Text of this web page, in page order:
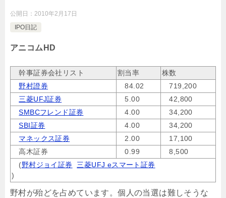
公開日： 2010年2月17日
IPO日記
アニコムHD
幹事証券会社リスト 割当率
株数
野村證券
84.02
719,200
三菱UFJ証券
5.00
42,800
SMBCフレンド証券
4.00
34,200
SBI証券
4.00
34,200
マネックス証券
2.00
17,100
高木証券
0.99
8,500
(野村ジョイ証券
三菱UFJ eスマート証券
)
野村が殆どを占めています。個人の当選は難しそうな